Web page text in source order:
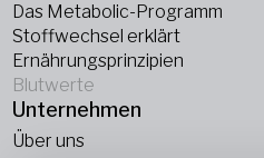
Das Metabolic-Programm
Stoffwechsel erklärt
Ernährungsprinzipien
Blutwerte
Unternehmen
Über uns